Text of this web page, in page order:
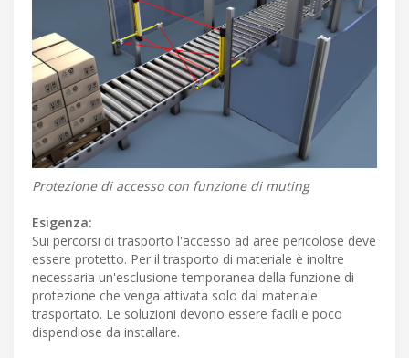
Protezione di accesso con funzione di muting
Esigenza:
Sui percorsi di trasporto l'accesso ad aree pericolose deve
essere protetto. Per il trasporto di materiale è inoltre
necessaria un'esclusione temporanea della funzione di
protezione che venga attivata solo dal materiale
trasportato. Le soluzioni devono essere facili e poco
dispendiose da installare.